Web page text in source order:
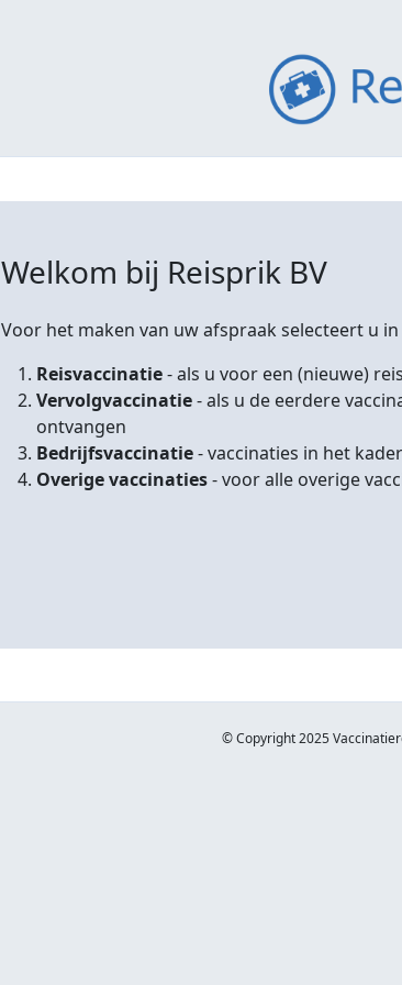
Welkom bij Reisprik BV
Voor het maken van uw afspraak selecteert u
Reisvaccinatie- als u voor een (nieuwe) reis
Vervolgvaccinatie- als u de eerdere
ontvangen
Bedrijfsvaccinatie- vaccinaties in het
Overige vaccinaties- voor alle overige
© Copyright 2025